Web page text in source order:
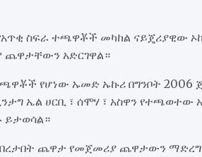
ስፍራ ተጫዋቾች መካከል ናይጄሪያዊው
ጨዋታቸውን አድርገዋል።
የሆነው ኡመድ ኡኩሪ በግንቦት 2006
ኤል ሀርቢ ፣ ሰሞሃ ፣ አስዋን
በረታበት ጨዋታ የመጀመሪያ ጨዋታውን